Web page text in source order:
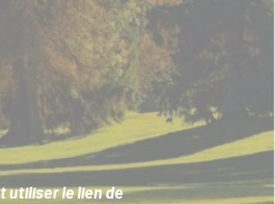
utiliser le lien de